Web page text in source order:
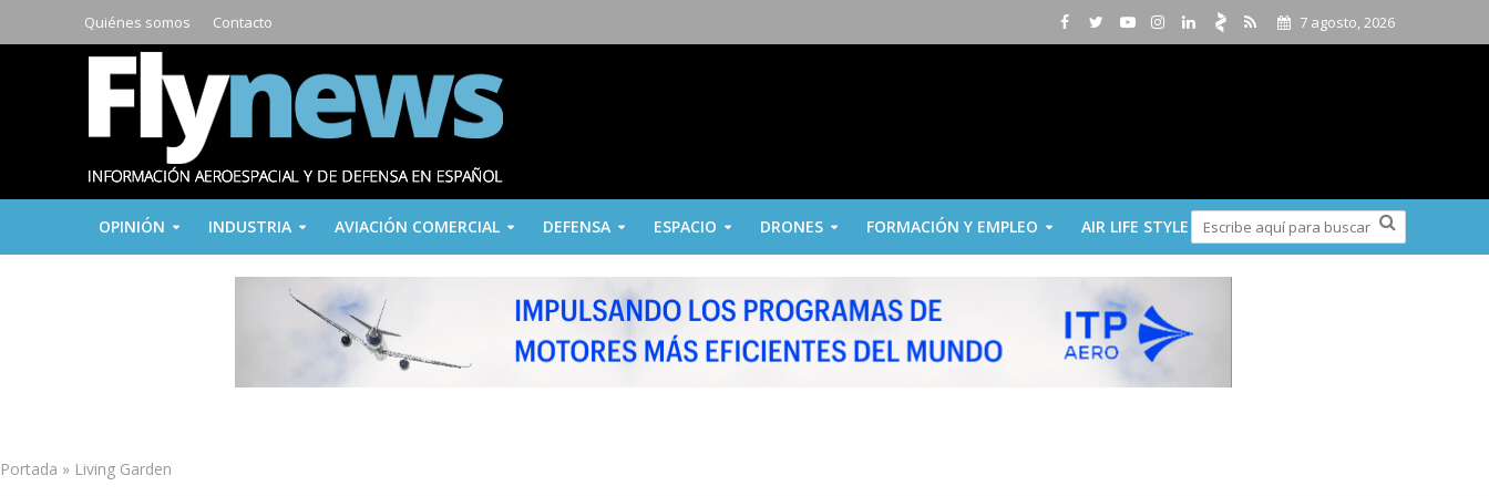
Quiénes somos Contacto 7 agosto, 2026
OPINIÓN INDUSTRIA AVIACIÓN COMERCIAL DEFENSA ESPACIO DRONES FORMACIÓN Y EMPLEO AIR LIFE STYLE
Portada » Living Garden